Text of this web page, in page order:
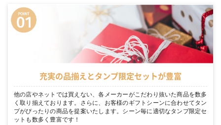
充実の品揃えとタンプ限定セットが豊富
他の店やネットでは買えない、各メーカーがこだわり抜いた商品を数多
く取り揃えております。さらに、お客様のギフトシーンに合わせてタン
プがぴったりの商品を提案いたします。シーン毎に適切なタンプ限定セ
ットも数多く豊富です！